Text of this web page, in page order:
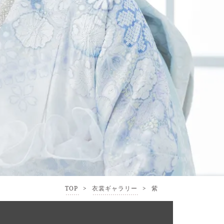
TOP > 衣裳ギャラリー > 紫